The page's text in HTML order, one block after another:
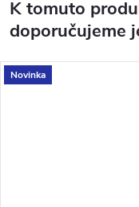
K tomuto
doporučujeme
Novinka